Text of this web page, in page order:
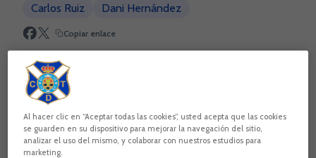
Carlos Ruiz
Dani Hernández
Copiar enlace
Al hacer clic en “Aceptar todas las cookies”, usted acepta que las cookies
se guarden en su dispositivo para mejorar la navegación del sitio,
analizar el uso del mismo, y colaborar con nuestros estudios para
marketing.